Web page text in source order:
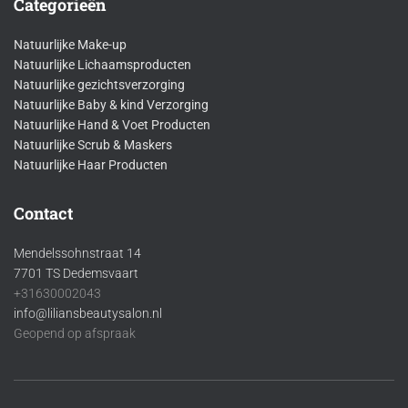
Categorieën
Natuurlijke Make-up
Natuurlijke Lichaamsproducten
Natuurlijke gezichtsverzorging
Natuurlijke Baby & kind Verzorging
Natuurlijke Hand & Voet Producten
Natuurlijke Scrub & Maskers
Natuurlijke Haar Producten
Contact
Mendelssohnstraat 14
7701 TS Dedemsvaart
+31630002043
info@liliansbeautysalon.nl
Geopend op afspraak